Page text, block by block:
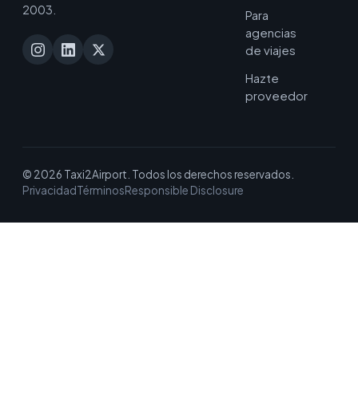
2003.
Para
agencias
de viajes
Hazte
proveedor
© 2026 Taxi2Airport. Todos los derechos reservados.
PrivacidadTérminosResponsible Disclosure